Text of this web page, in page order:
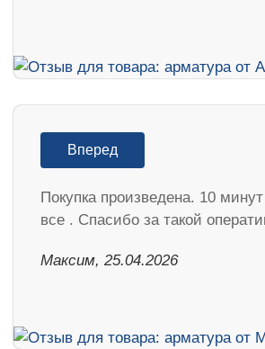
Вперед
Покупка произведена. 10
все . Спасибо за такой
Максим, 25.04.2026